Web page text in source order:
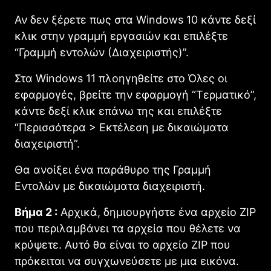
Αν δεν ξέρετε πως στα Windows 10 κάντε δεξί
κλικ στην γραμμή εργασιών και επιλέξτε
“Γραμμή εντολών (Διαχειριστής)”.
Στα Windows 11 πλοηγηθείτε στο Όλες οι
εφαρμογές, βρείτε την εφαρμογή “Τερματικό”,
κάντε δεξί κλικ επάνω της και επιλέξτε
“Περισσότερα > Εκτέλεση με δικαιώματα
διαχειριστή”.
Θα ανοίξει ένα παράθυρο της Γραμμή
Εντολών με δικαιώματα διαχειριστή.
Βήμα 2 : Αρχικά, δημιουργήστε ένα αρχείο ZIP
που περιλαμβάνει τα αρχεία που θέλετε να
κρύψετε. Αυτό θα είναι το αρχείο ZIP που
πρόκειται να συγχωνεύσετε με μια εικόνα.